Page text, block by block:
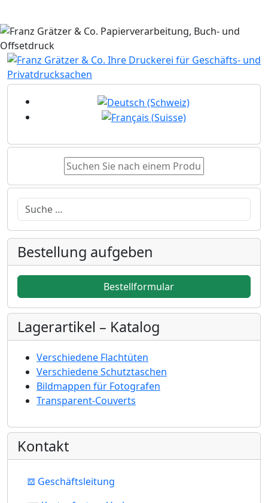
Sprache auswählen
Bestellung aufgeben
Bestellformular
Lagerartikel – Katalog
Verschiedene Flachtüten
Verschiedene Schutztaschen
Bildmappen für Fotografen
Transparent-Couverts
Kontakt
𝌕 Geschäftsleitung